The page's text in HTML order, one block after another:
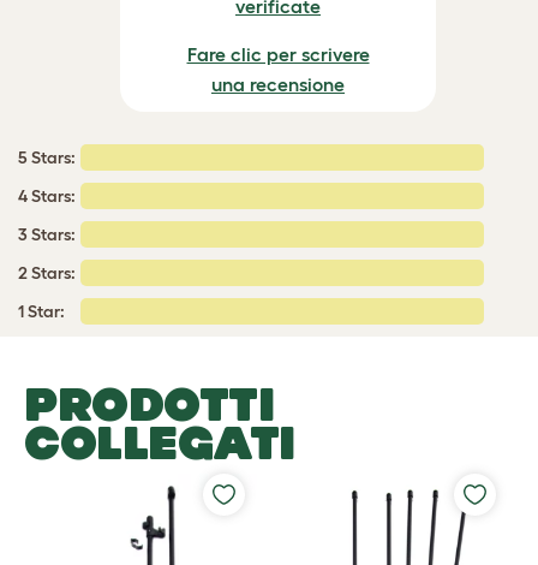
verificate
Fare clic per scrivere
una recensione
5 Stars:
4 Stars:
3 Stars:
2 Stars:
1 Star:
PRODOTTI
COLLEGATI